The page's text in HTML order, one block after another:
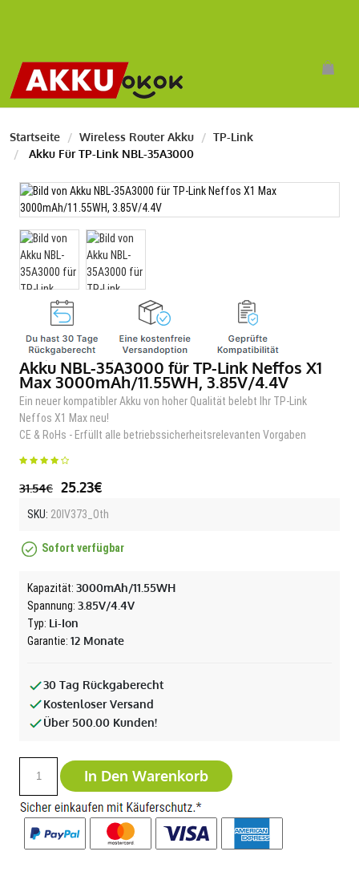
Startseite Wireless Router Akku
TP-Link
Akku Für TP-Link NBL-35A3000
Akku NBL-35A3000 für TP-Link Neffos X1
Max 3000mAh/11.55WH, 3.85V/4.4V
Ein neuer kompatibler Akku von hoher Qualität belebt Ihr TP-Link
Neffos X1 Max neu!
CE & RoHs - Erfüllt alle betriebssicherheitsrelevanten Vorgaben
31.54€ 25.23€
SKU: 20IV373_Oth
Sofort verfügbar
Kapazität: 3000mAh/11.55WH
Spannung: 3.85V/4.4V
Typ: Li-Ion
Garantie: 12 Monate
30 Tag Rückgaberecht
Kostenloser Versand
Über 500.00 Kunden!
In Den Warenkorb